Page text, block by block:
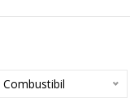
Combustibil